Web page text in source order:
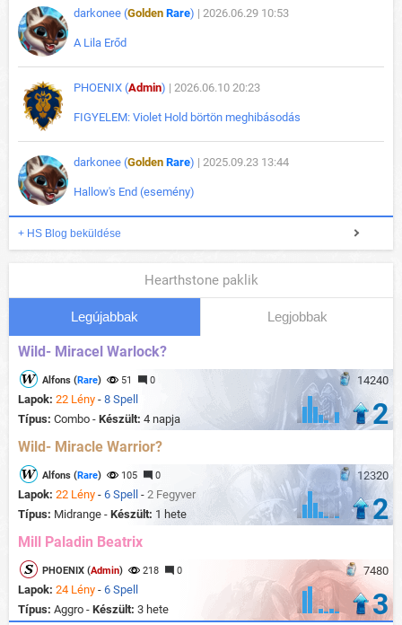
darkonee (Golden Rare) | 2026.06.29 10:53
A Lila Erőd
PHOENIX (Admin) | 2026.06.10 20:23
FIGYELEM: Violet Hold börtön meghibásodás
darkonee (Golden Rare) | 2025.09.23 13:44
Hallow's End (esemény)
+ HS Blog beküldése
Hearthstone paklik
Legújabbak Legjobbak
Wild- Miracel Warlock?
14240
Alfons (Rare) 51 0
Lapok: 22 Lény - 8 Spell
Típus: Combo - Készült: 4 napja 2
Wild- Miracle Warrior?
12320
Alfons (Rare) 105 0
Lapok: 22 Lény - 6 Spell - 2 Fegyver
Típus: Midrange - Készült: 1 hete 2
Mill Paladin Beatrix
7480
PHOENIX (Admin) 218 0
Lapok: 24 Lény - 6 Spell
Típus: Aggro - Készült: 3 hete 3